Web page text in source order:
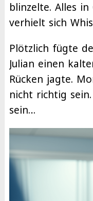
blinzelte. Alles
verhielt sich
Plötzlich fügte
Julian einen
Rücken jagte.
nicht richtig
sein…